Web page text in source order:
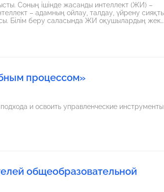
Соның ішінде жасанды интеллект (ЖИ) –
Білім беру саласында ЖИ оқушылардың жеке
процессом»
и освоить управленческие инструменты
общеобразовательной